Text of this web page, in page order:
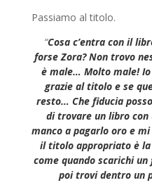
Passiamo al titolo.
“Cosa c’entra con il
forse Zora? Non trovo
è male… Molto male!
grazie al titolo e se
resto… Che fiducia
di trovare un libro
manco a pagarlo oro e
il titolo appropriato è la
come quando scarichi
poi trovi dentro un